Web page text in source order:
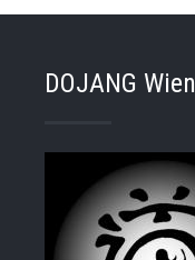
DOJANG Wien